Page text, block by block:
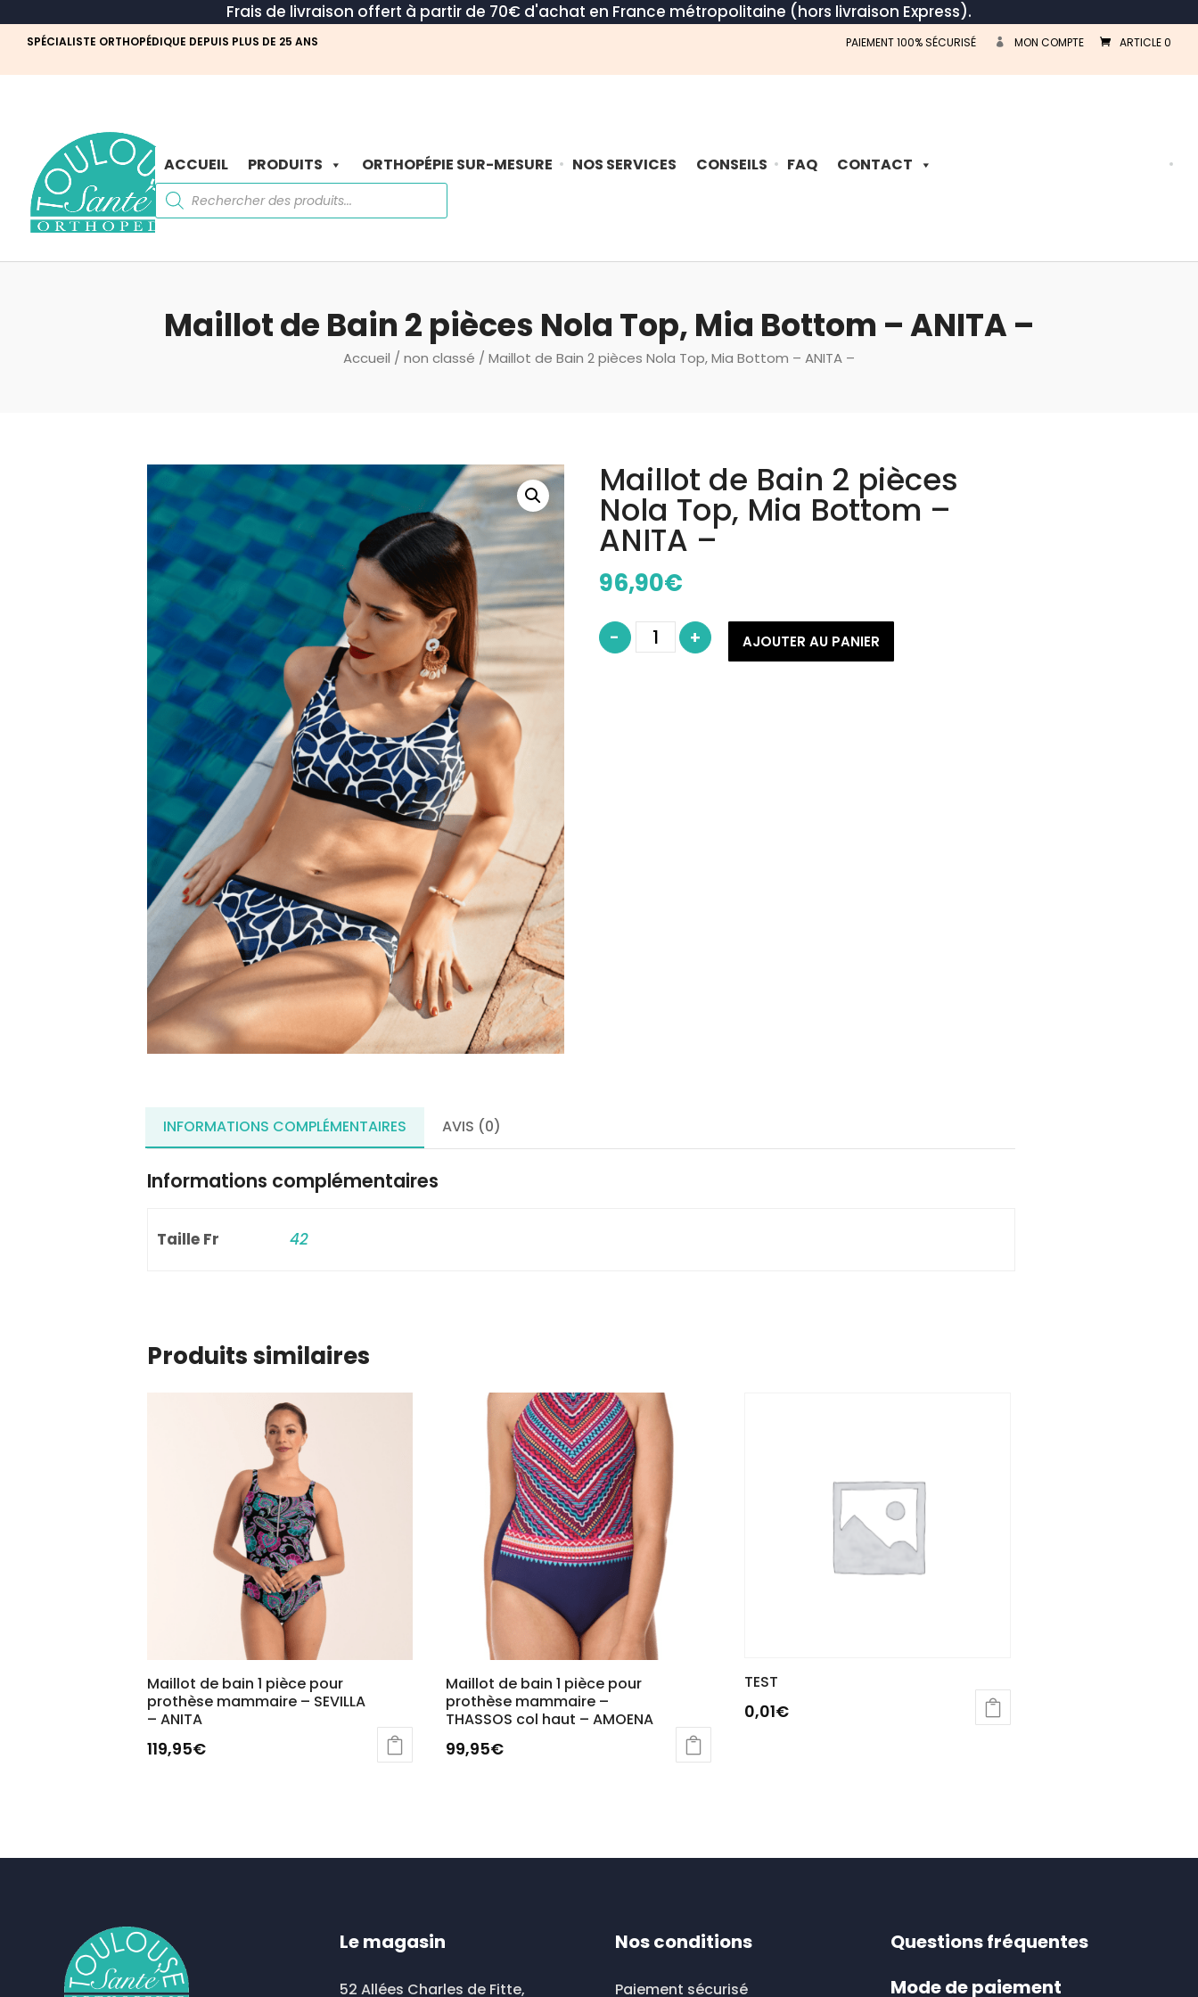
Frais de livraison offert à partir de 70€ d'achat en France métropolitaine (hors livraison Express).
SPÉCIALISTE ORTHOPÉDIQUE DEPUIS PLUS DE 25 ANS PAIEMENT 100% SÉCURISÉ MON COMPTE ARTICLE 0
ACCUEIL PRODUITS ORTHOPÉPIE SUR-MESURE NOS SERVICES CONSEILS FAQ CONTACT
Recherche
de
produits
Recherche
Maillot de Bain 2 pièces Nola Top, Mia Bottom – ANITA –
Accueil / non classé / Maillot de Bain 2 pièces Nola Top, Mia Bottom – ANITA –
Maillot de Bain 2 pièces
Nola Top, Mia Bottom –
ANITA –
96,90€
- quantité
Maillot
+ AJOUTER AU PANIER
INFORMATIONS COMPLÉMENTAIRES AVIS (0)
Informations complémentaires
Taille Fr 42
Produits similaires
Maillot de bain 1 pièce pour
prothèse mammaire – SEVILLA
– ANITA
119,95€
Maillot de bain 1 pièce pour
prothèse mammaire –
THASSOS col haut – AMOENA
99,95€
TEST
0,01€
Le magasin
52 Allées Charles de Fitte,
Nos conditions
Paiement sécurisé
Questions fréquentes
Mode de paiement